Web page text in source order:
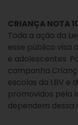
CRIANÇA NOTA
Toda a ação da
esse público visa
e adolescentes.
campanha
escolas da LBV e
promovidos pela
dependem dessa